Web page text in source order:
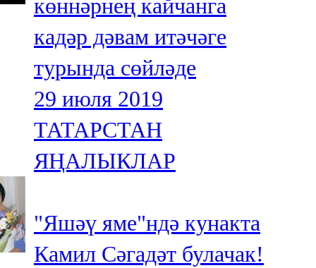
көннәрнең кайчанга
кадәр дәвам итәчәге
турында сөйләде
29 июля 2019
ТАТАРСТАН
ЯҢАЛЫКЛАР
"Яшәү яме"ндә кунакта
Камил Сәгадәт булачак!